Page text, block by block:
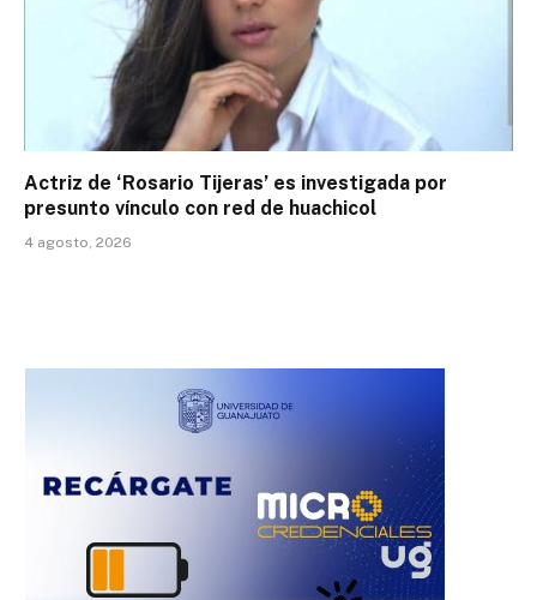
Actriz de ‘Rosario Tijeras’ es investigada por
presunto vínculo con red de huachicol
4 agosto, 2026